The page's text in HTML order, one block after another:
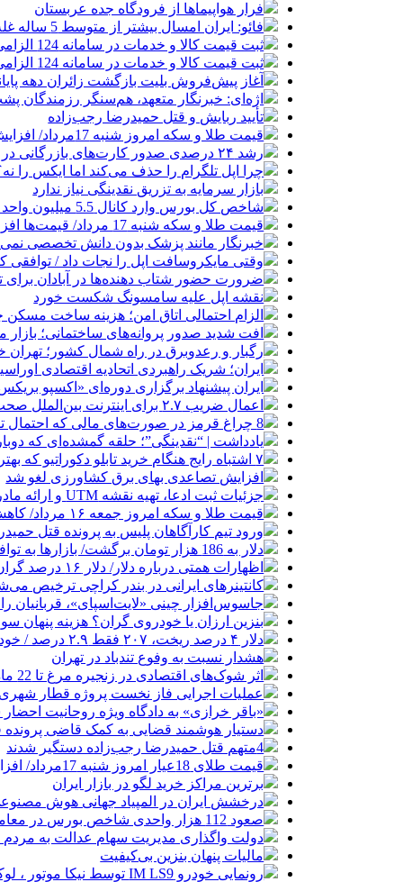
فرار هواپیماها از فرودگاه جده عربستان
فائو: ایران امسال بیشتر از متوسط 5 ساله غله تولید می‌کند
ثبت قیمت کالا و خدمات در سامانه 124 الزامی شد
ثبت قیمت کالا و خدمات در سامانه 124 الزامی شد
آغاز پیش‌فروش بلیت بازگشت زائران دهه
اژه‌ای: خبرنگار متعهد، هم‌سنگر رزمندگان
تأیید ربایش و قتل حمیدرضا رجب‌زاده
قیمت طلا و سکه امروز شنبه 17مرداد/ افزایش همه قیمت ها + جدول و جزئیات
رشد ۲۴ درصدی صدور کارت‌های بازرگانی در گرگان
چرا اپل تلگرام را حذف می‌کند اما ایکس را
بازار سرمایه به تزریق نقدینگی نیاز ندارد
شاخص کل بورس وارد کانال 5.5 میلیون واحد شد
قیمت طلا و سکه شنبه 17 مرداد/ قیمت‌ها افزایشی
خبرنگار مانند پزشک بدون دانش تخصصی
وقتی مایکروسافت اپل را نجات داد /
ضرورت حضور شتاب ‌دهنده‌ها در آبادان
نقشه اپل علیه سامسونگ شکست خورد
الزام احتمالی اتاق امن؛ هزینه ساخت مسکن
افت شدید صدور پروانه‌های ساختمانی؛
رگبار و رعدوبرق در راه شمال کشور؛
ایران؛ شریک راهبردی اتحادیه اقتصادی
ایران پیشنهاد برگزاری دوره‌ای «اکسپو
اعمال ضریب ۲.۷ برای اینترنت بین‌الملل صحت دارد؟ / واکنش سازمان تنظیم مقررات
8 چراغ قرمز در صورت‌های مالی که احتمال تقلب را آشکار می‌کند
یادداشت | “نقدینگی”؛ حلقه گمشده‌ای که
۷ اشتباه رایج هنگام خرید تابلو دکوراتیو که بهتر است مرتکب نشوید
افزایش تصاعدی بهای برق کشاورزی لغو شد
جزئیات ثبت ادعا، تهیه نقشه UTM و ارائه مادر سند اعلام شد
قیمت طلا و سکه امروز جمعه ۱۶ مرداد/ کاهش قیمت ها+ جدول و جزییات
ورود تیم کارآگاهان پلیس به پرونده قتل
دلار به 186 هزار تومان برگشت/ بازارها به توافق احتمالی هرمز چه واکنشی نشان دادند؟
اظهارات همتی درباره دلار/ دلار ۱۶ درصد گران شده؛ این افزایش طبیعی است
کانتینرهای ایرانی در بندر کراچی ترخیص می‌شود| تخفیف ۸۰ درصدی برای
جاسوس‌افزار چینی «لایت‌اسپای»، قربانیان را در ۱۳ کشور ازجمله آمریکا
بنزین ارزان یا خودروی گران؟ هزینه
دلار ۴ درصد ریخت، ۲۰۷ فقط ۲.۹ درصد / خودرو زیر فشار دلار کوتاه می‌آید؟
هشدار نسبت به وفوع تندباد در تهران
اثر شوک‌های اقتصادی در زنجیره مرغ تا 22 ماه باقی می‌ماند
عملیات اجرایی فاز نخست پروژه قطار
«باقر خرازی» به دادگاه ویژه روحانیت
دستیار هوشمند قضایی به کمک قاضی پرونده
4متهم قتل حمیدرضا رجب‌زاده دستگیر شدند
قیمت طلای 18عیار امروز شنبه 17مرداد/ افزایش قیمت + جدول و جزئیات
برترین مراکز خرید لگو در بازار ایران
درخشش ایران در المپیاد جهانی هوش
صعود 112 هزار واحدی شاخص بورس در معاملات امروز
دولت واگذاری مدیریت سهام عدالت به مردم
مالیات پنهان بنزین بی‌کیفیت
رونمایی خودرو IM LS9 توسط نیکا موتور ، لوکس ترین شاسی بلند EREV در ایران